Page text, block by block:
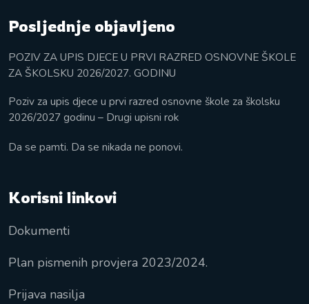
Posljednje objavljeno
POZIV ZA UPIS DJECE U PRVI RAZRED OSNOVNE ŠKOLE
ZA ŠKOLSKU 2026/2027. GODINU
Poziv za upis djece u prvi razred osnovne škole za školsku
2026/2027 godinu – Drugi upisni rok
Da se pamti. Da se nikada ne ponovi.
Korisni linkovi
Dokumenti
Plan pismenih provjera 2023/2024.
Prijava nasilja